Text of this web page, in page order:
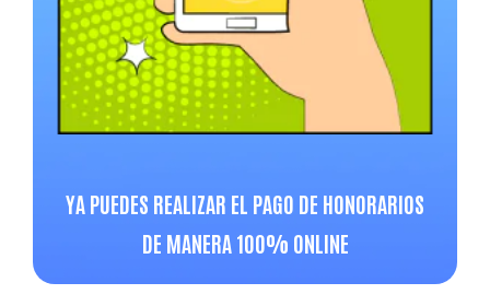
YA PUEDES REALIZAR EL PAGO DE HONORARIOS
DE MANERA 100% ONLINE